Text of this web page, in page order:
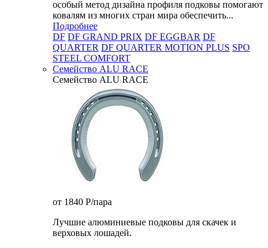
особый метод дизайна профиля подковы помогают
ковалям из многих стран мира обеспечить...
Подробнее
DF DF GRAND PRIX DF EGGBAR DF
QUARTER DF QUARTER MOTION PLUS SPO
STEEL COMFORT
Семейство ALU RACE
Семейство ALU RACE
от 1840 P/пара
Лучшие алюминиевые подковы для скачек и
верховых лошадей.